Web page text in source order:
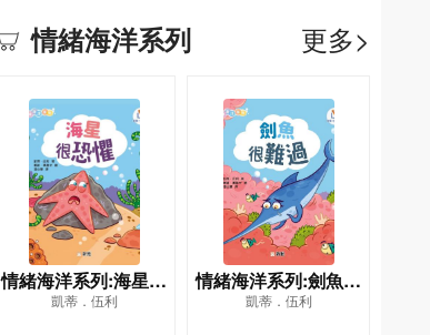
情緒海洋系列 更多>
情緒海洋系列:海星很
恐懼
凱蒂．伍利
情緒海洋系列:劍魚很
難過
凱蒂．伍利